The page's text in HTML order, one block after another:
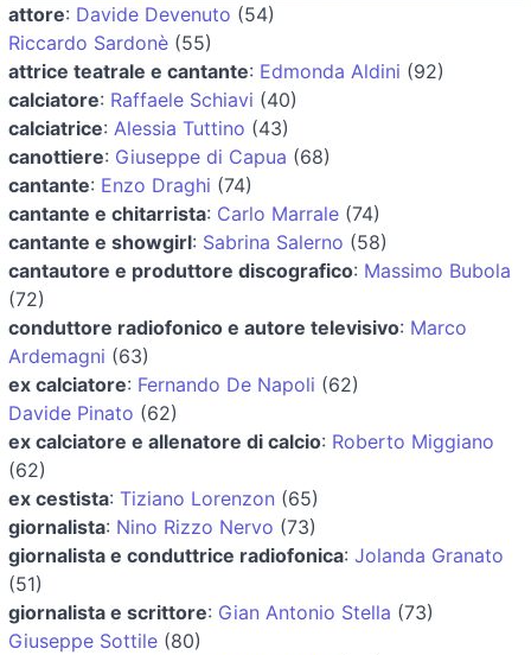
attore: Davide Devenuto (54)
Riccardo Sardonè (55)
attrice teatrale e cantante: Edmonda Aldini (92)
calciatore: Raffaele Schiavi (40)
calciatrice: Alessia Tuttino (43)
canottiere: Giuseppe di Capua (68)
cantante: Enzo Draghi (74)
cantante e chitarrista: Carlo Marrale (74)
cantante e showgirl: Sabrina Salerno (58)
cantautore e produttore discografico: Massimo Bubola
(72)
conduttore radiofonico e autore televisivo: Marco
Ardemagni (63)
ex calciatore: Fernando De Napoli (62)
Davide Pinato (62)
ex calciatore e allenatore di calcio: Roberto Miggiano
(62)
ex cestista: Tiziano Lorenzon (65)
giornalista: Nino Rizzo Nervo (73)
giornalista e conduttrice radiofonica: Jolanda Granato
(51)
giornalista e scrittore: Gian Antonio Stella (73)
Giuseppe Sottile (80)